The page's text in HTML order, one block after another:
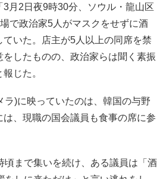
月2日夜9時30分、ソウル・龍山区
で政治家5人がマスクをせずに酒
ていた。店主が5人以上の同席を禁
をしたものの、政治家らは聞く素振
じた。
ラ)に映っていたのは、韓国の与野
、現職の国会議員も食事の席に参
頃まで集いを続け、ある議員は「酒